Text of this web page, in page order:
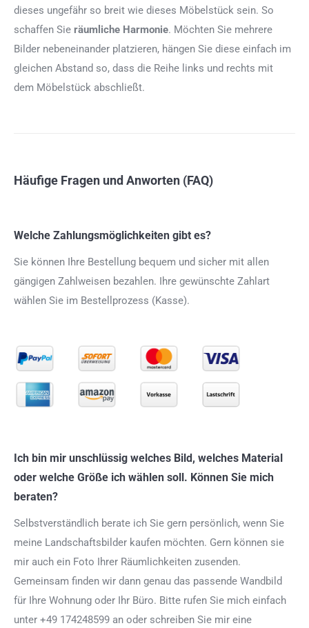
dieses ungefähr so breit wie dieses Möbelstück sein. So
schaffen Sie räumliche Harmonie. Möchten Sie mehrere
Bilder nebeneinander platzieren, hängen Sie diese einfach im
gleichen Abstand so, dass die Reihe links und rechts mit
dem Möbelstück abschließt.
Häufige Fragen und Anworten (FAQ)
Welche Zahlungsmöglichkeiten gibt es?
Sie können Ihre Bestellung bequem und sicher mit allen
gängigen Zahlweisen bezahlen. Ihre gewünschte Zahlart
wählen Sie im Bestellprozess (Kasse).
Ich bin mir unschlüssig welches Bild, welches Material
oder welche Größe ich wählen soll. Können Sie mich
beraten?
Selbstverständlich berate ich Sie gern persönlich, wenn Sie
meine Landschaftsbilder kaufen möchten. Gern können sie
mir auch ein Foto Ihrer Räumlichkeiten zusenden.
Gemeinsam finden wir dann genau das passende Wandbild
für Ihre Wohnung oder Ihr Büro. Bitte rufen Sie mich einfach
unter +49 174248599 an oder schreiben Sie mir eine